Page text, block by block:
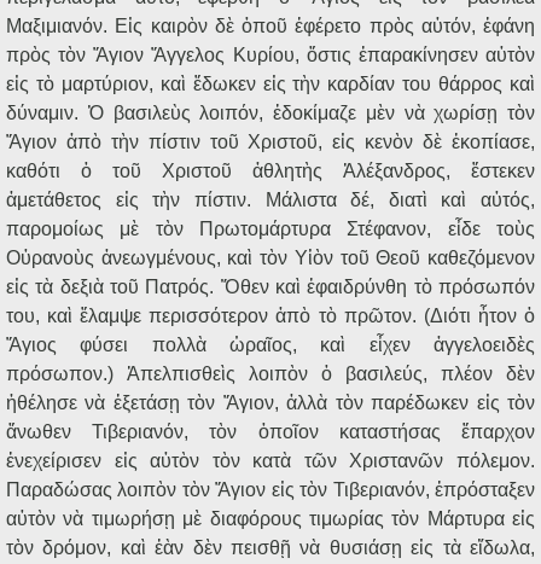
Μαξιμιανόν. Εἰς καιρὸν δὲ ὁποῦ ἐφέρετο πρὸς αὐτόν, ἐφάνη
πρὸς τὸν Ἅγιον Ἄγγελος Κυρίου, ὅστις ἐπαρακίνησεν αὐτὸν
εἰς τὸ μαρτύριον, καὶ ἔδωκεν εἰς τὴν καρδίαν του θάρρος καὶ
δύναμιν. Ὁ βασιλεὺς λοιπόν, ἐδοκίμαζε μὲν νὰ χωρίσῃ τὸν
Ἅγιον ἀπὸ τὴν πίστιν τοῦ Χριστοῦ, εἰς κενὸν δὲ ἐκοπίασε,
καθότι ὁ τοῦ Χριστοῦ ἀθλητὴς Ἀλέξανδρος, ἔστεκεν
ἀμετάθετος εἰς τὴν πίστιν. Μάλιστα δέ, διατὶ καὶ αὐτός,
παρομοίως μὲ τὸν Πρωτομάρτυρα Στέφανον, εἶδε τοὺς
Οὐρανοὺς ἀνεωγμένους, καὶ τὸν Υἱὸν τοῦ Θεοῦ καθεζόμενον
εἰς τὰ δεξιὰ τοῦ Πατρός. Ὅθεν καὶ ἐφαιδρύνθη τὸ πρόσωπόν
του, καὶ ἔλαμψε περισσότερον ἀπὸ τὸ πρῶτον. (Διότι ἦτον ὁ
Ἅγιος φύσει πολλὰ ὡραῖος, καὶ εἶχεν ἀγγελοειδὲς
πρόσωπον.) Ἀπελπισθεὶς λοιπὸν ὁ βασιλεύς, πλέον δὲν
ἠθέλησε νὰ ἐξετάσῃ τὸν Ἅγιον, ἀλλὰ τὸν παρέδωκεν εἰς τὸν
ἄνωθεν Τιβεριανόν, τὸν ὁποῖον καταστήσας ἔπαρχον
ἐνεχείρισεν εἰς αὐτὸν τὸν κατὰ τῶν Χριστανῶν πόλεμον.
Παραδώσας λοιπὸν τὸν Ἅγιον εἰς τὸν Τιβεριανόν, ἐπρόσταξεν
αὐτὸν νὰ τιμωρήσῃ μὲ διαφόρους τιμωρίας τὸν Μάρτυρα εἰς
τὸν δρόμον, καὶ ἐὰν δὲν πεισθῇ νὰ θυσιάσῃ εἰς τὰ εἴδωλα,